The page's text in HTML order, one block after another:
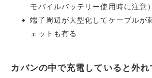
モバイルバッテリー使用時に注意）
端子周辺が大型化してケーブルが
ェットも有る
カバンの中で充電していると外